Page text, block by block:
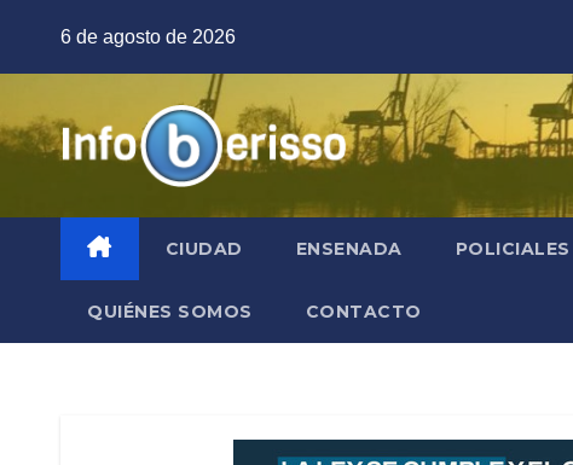
6 de agosto de 2026
CIUDAD ENSENADA POLICIALES
QUIÉNES SOMOS CONTACTO